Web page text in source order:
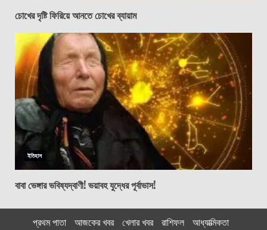
চোখের দৃষ্টি ফিরিয়ে আনতে চোখের ব্যায়াম
ইতিহাস
বাবা ভেঙ্গার ভবিষ্যদ্বাণী! ভয়াবহ যুদ্ধের পূর্বাভাস!
প্রথম পাতা আজকের খবর খেলার খবর রাশিফল
আধ্যাত্মিকতা